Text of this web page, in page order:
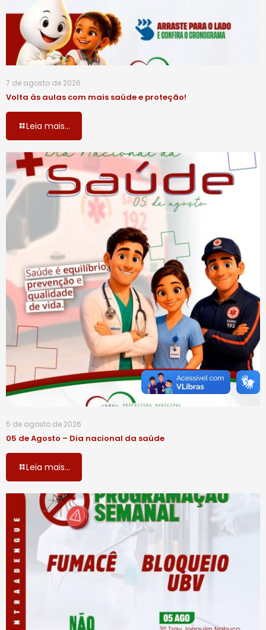
7 de agosto de 2026
Volta às aulas com mais saúde e proteção!
Leia mais...
5 de agosto de 2026
05 de Agosto – Dia nacional da saúde
Leia mais...